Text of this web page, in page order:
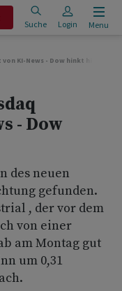
Suche Login Menu
KI-News - Dow hinkt hinterher
- Dow
des neuen
gefunden.
, der vor dem
von einer
am Montag gut
um 0,31